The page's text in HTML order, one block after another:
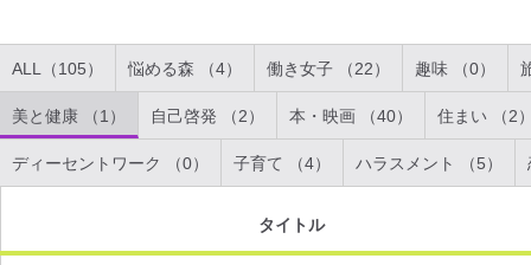
ALL（105） 悩める森 （4） 働き女子 （22） 趣味 （0）
美と健康 （1） 自己啓発 （2） 本・映画 （40） 住まい （2
ディーセントワーク （0） 子育て （4） ハラスメント （5）
タイトル